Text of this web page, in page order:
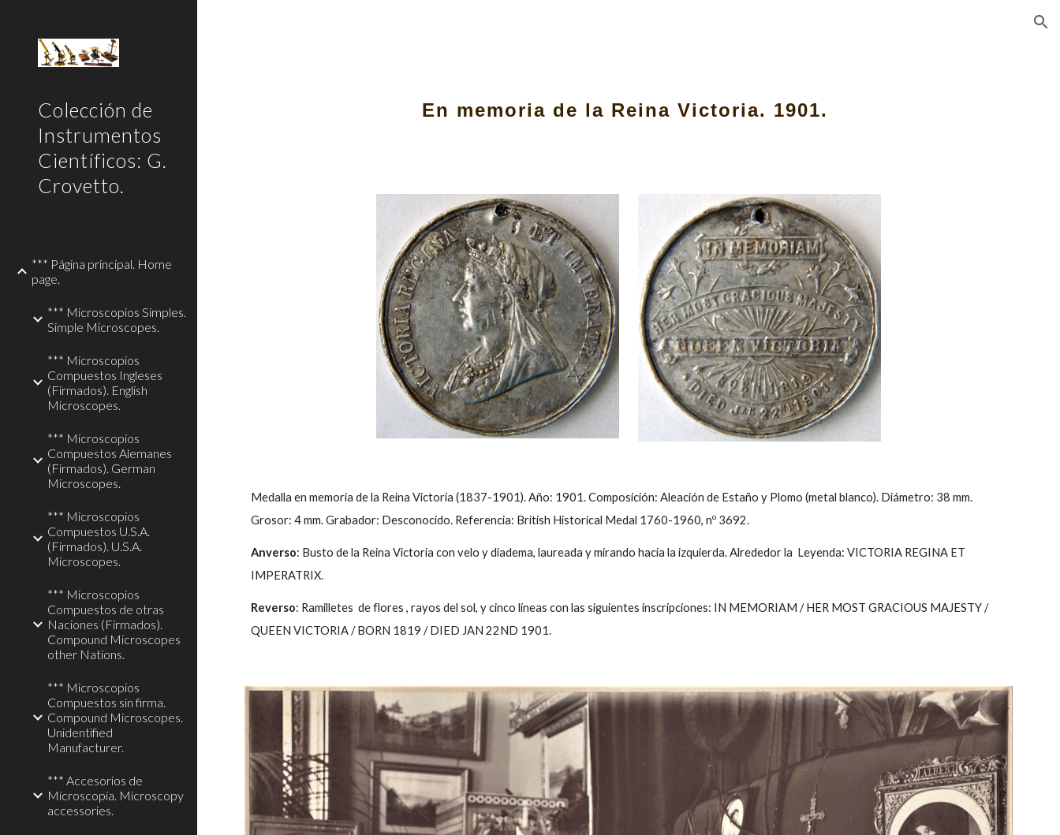
Colección de
Instrumentos
Científicos: G.
Crovetto.
*** Página principal. Home
page.
*** Microscopios Simples.
Simple Microscopes.
*** Microscopios
Compuestos Ingleses
(Firmados). English
Microscopes.
*** Microscopios
Compuestos Alemanes
(Firmados). German
Microscopes.
*** Microscopios
Compuestos U.S.A.
(Firmados). U.S.A.
Microscopes.
*** Microscopios
Compuestos de otras
Naciones (Firmados).
Compound Microscopes
other Nations.
*** Microscopios
Compuestos sin firma.
Compound Microscopes.
Unidentified
Manufacturer.
*** Accesorios de
Microscopía. Microscopy
accessories.
En memoria de la Reina Victoria. 1901.
Medalla en memoria de la Reina Victoria (1837-1901). Año: 1901. Composición: Aleación de Estaño y Plomo (metal blanco). Diámetro: 38 mm.
Grosor: 4 mm. Grabador: Desconocido. Referencia: British Historical Medal 1760-1960, nº 3692.
Anverso: Busto de la Reina Victoria con velo y diadema, laureada y mirando hacia la izquierda. Alrededor la Leyenda: VICTORIA REGINA ET
IMPERATRIX.
Reverso: Ramilletes de flores , rayos del sol, y cinco líneas con las siguientes inscripciones: IN MEMORIAM / HER MOST GRACIOUS MAJESTY /
QUEEN VICTORIA / BORN 1819 / DIED JAN 22ND 1901.